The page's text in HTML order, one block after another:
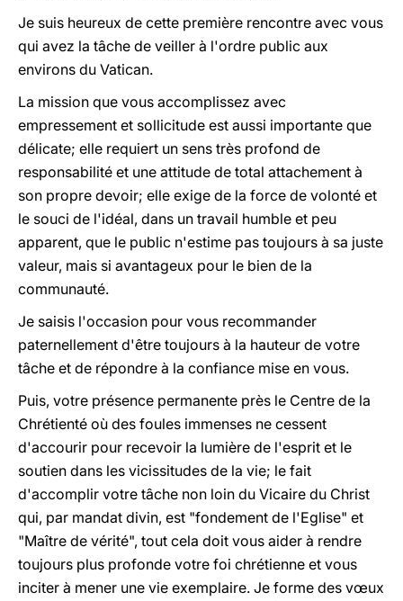
Je suis heureux de cette première rencontre avec vous
qui avez la tâche de veiller à l'ordre public aux
environs du Vatican.
La mission que vous accomplissez avec
empressement et sollicitude est aussi importante que
délicate; elle requiert un sens très profond de
responsabilité et une attitude de total attachement à
son propre devoir; elle exige de la force de volonté et
le souci de l'idéal, dans un travail humble et peu
apparent, que le public n'estime pas toujours à sa juste
valeur, mais si avantageux pour le bien de la
communauté.
Je saisis l'occasion pour vous recommander
paternellement d'être toujours à la hauteur de votre
tâche et de répondre à la confiance mise en vous.
Puis, votre présence permanente près le Centre de la
Chrétienté où des foules immenses ne cessent
d'accourir pour recevoir la lumière de l'esprit et le
soutien dans les vicissitudes de la vie; le fait
d'accomplir votre tâche non loin du Vicaire du Christ
qui, par mandat divin, est "fondement de l'Eglise" et
"Maître de vérité", tout cela doit vous aider à rendre
toujours plus profonde votre foi chrétienne et vous
inciter à mener une vie exemplaire. Je forme des vœux